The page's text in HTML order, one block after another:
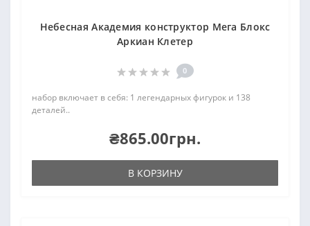
Небесная Академия конструктор Мега Блокс
Аркиан Клетер
0
набор включает в себя: 1 легендарных фигурок и 138
деталей..
₴865.00грн.
В КОРЗИНУ